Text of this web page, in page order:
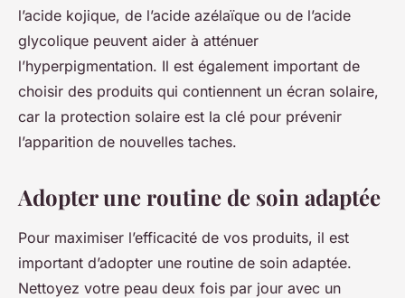
l’acide kojique, de l’acide azélaïque ou de l’acide
glycolique peuvent aider à atténuer
l’hyperpigmentation. Il est également important de
choisir des produits qui contiennent un écran solaire,
car la protection solaire est la clé pour prévenir
l’apparition de nouvelles taches.
Adopter une routine de soin adaptée
Pour maximiser l’efficacité de vos produits, il est
important d’adopter une routine de soin adaptée.
Nettoyez votre peau deux fois par jour avec un